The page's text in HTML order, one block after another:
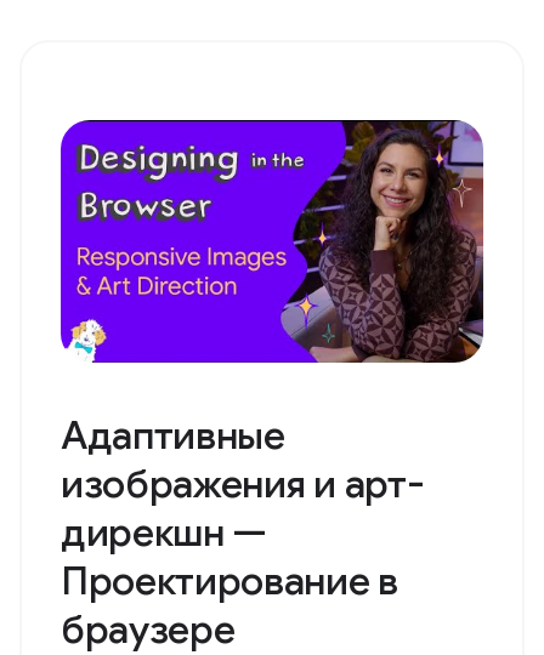
Адаптивные
изображения и арт-
дирекшн —
Проектирование в
браузере